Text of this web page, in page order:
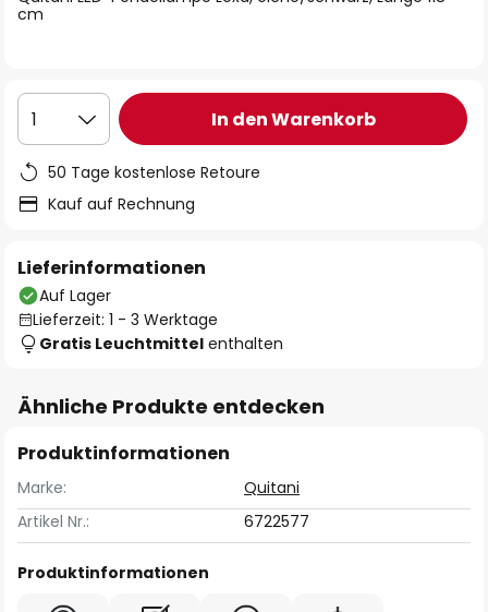
cm
1 In den Warenkorb
50 Tage kostenlose Retoure
Kauf auf Rechnung
Lieferinformationen
Auf Lager
Lieferzeit: 1 - 3 Werktage
Gratis Leuchtmittel enthalten
Ähnliche Produkte entdecken
Produktinformationen
Marke:
Quitani
Artikel Nr.:
6722577
Produktinformationen